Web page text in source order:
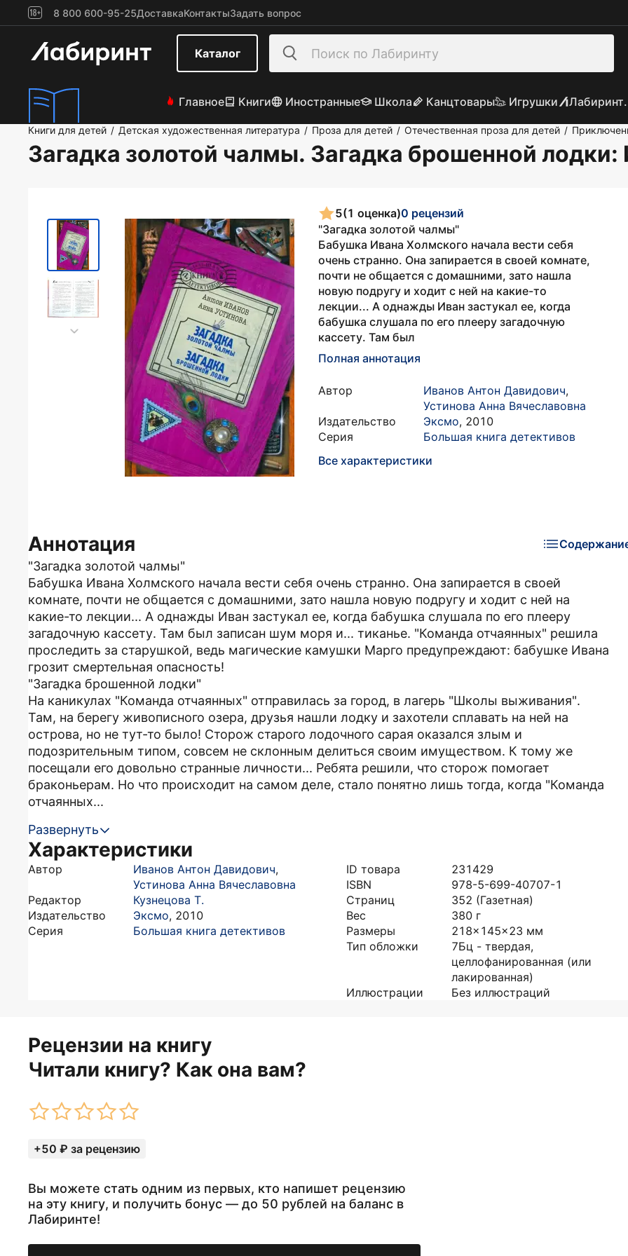
8 800 600-95-25ДоставкаКонтактыЗадать вопрос
Каталог
Главное Книги Иностранные Школа Канцтовары Игрушки
Книги для детей / Детская художественная литература / Проза для детей / Отечественная проза для детей /
Загадка золотой чалмы. Загадка брошенной лодки:
5(1 оценка)0 рецензий
"Загадка золотой чалмы"
Бабушка Ивана Холмского начала вести себя
очень странно. Она запирается в своей комнате,
почти не общается с домашними, зато нашла
новую подругу и ходит с ней на какие-то
лекции... А однажды Иван застукал ее, когда
бабушка слушала по его плееру загадочную
кассету. Там был
Полная аннотация
Автор Иванов Антон Давидович,
Устинова Анна Вячеславовна
Издательство
Эксмо, 2010
Серия
Большая книга детективов
Все характеристики
Аннотация
"Загадка золотой чалмы"
Бабушка Ивана Холмского начала вести себя очень странно. Она запирается в своей
комнате, почти не общается с домашними, зато нашла новую подругу и ходит с ней на
какие-то лекции... А однажды Иван застукал ее, когда бабушка слушала по его плееру
загадочную кассету. Там был записан шум моря и... тиканье. "Команда отчаянных" решила
проследить за старушкой, ведь магические камушки Марго предупреждают: бабушке Ивана
грозит смертельная опасность!
"Загадка брошенной лодки"
На каникулах "Команда отчаянных" отправилась за город, в лагерь "Школы выживания".
Там, на берегу живописного озера, друзья нашли лодку и захотели сплавать на ней на
острова, но не тут-то было! Сторож старого лодочного сарая оказался злым и
подозрительным типом, совсем не склонным делиться своим имуществом. К тому же
посещали его довольно странные личности... Ребята решили, что сторож помогает
браконьерам. Но что происходит на самом деле, стало понятно лишь тогда, когда "Команда
отчаянных...
Развернуть
Характеристики
Автор Иванов Антон Давидович,
Устинова Анна Вячеславовна
Редактор
Кузнецова Т.
Издательство
Эксмо, 2010
Серия
Большая книга детективов
ID товара
231429
ISBN
978-5-699-40707-1
Страниц
352 (Газетная)
Вес
380 г
Размеры
218x145x23 мм
Тип обложки
7Бц - твердая,
целлофанированная (или
лакированная)
Иллюстрации
Без иллюстраций
Рецензии на книгу
Читали книгу? Как она вам?
+50 ₽ за рецензию
Вы можете стать одним из первых, кто напишет рецензию
на эту книгу, и получить бонус — до 50 рублей на баланс в
Лабиринте!